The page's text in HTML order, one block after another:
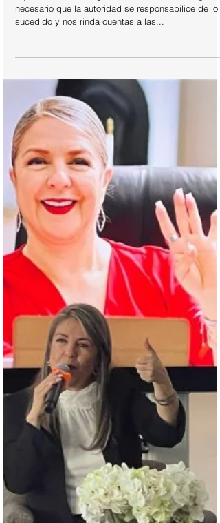
14 mar 2025
LOCAL
Piden diputadas América Aguilar y Alma
Portillo rendir cuentas por detenciones
arbitrarias del 8M en Chihuahua
Diputada América Aguilar Chihuahua . -“Es urgente
necesario que la autoridad se responsabilice de lo
sucedido y nos rinda cuentas a las...